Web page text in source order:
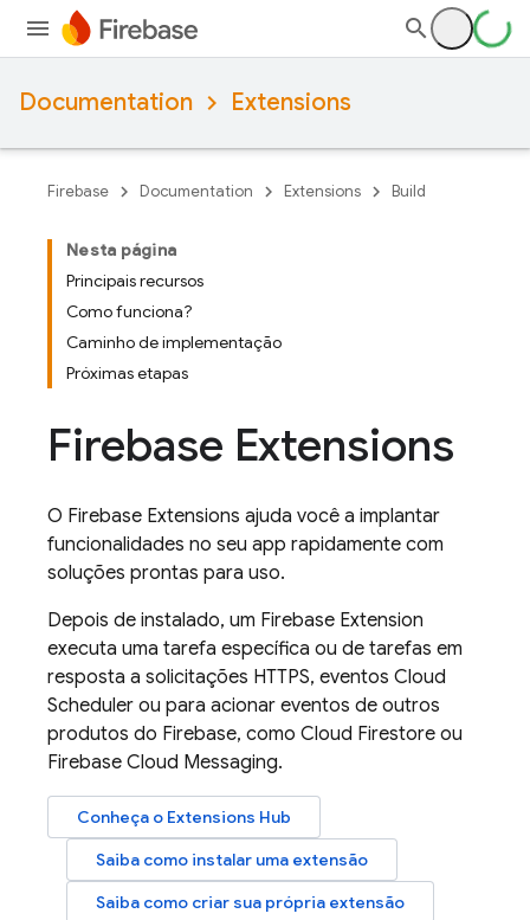
Documentation Extensions
Firebase Documentation Extensions Build
Nesta página
Principais recursos
Como funciona?
Caminho de implementação
Próximas etapas
Firebase Extensions
O Firebase Extensions ajuda você a implantar
funcionalidades no seu app rapidamente com
soluções prontas para uso.
Depois de instalado, um Firebase Extension
executa uma tarefa específica ou de tarefas em
resposta a solicitações HTTPS, eventos Cloud
Scheduler ou para acionar eventos de outros
produtos do Firebase, como Cloud Firestore ou
Firebase Cloud Messaging.
Conheça o Extensions Hub
Saiba como instalar uma extensão
Saiba como criar sua própria extensão